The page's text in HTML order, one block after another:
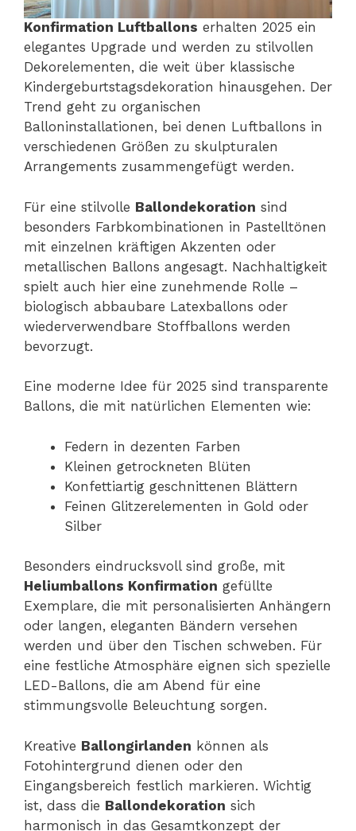
Konfirmation Luftballons erhalten 2025 ein
elegantes Upgrade und werden zu stilvollen
Dekorelementen, die weit über klassische
Kindergeburtstagsdekoration hinausgehen. Der
Trend geht zu organischen
Balloninstallationen, bei denen Luftballons in
verschiedenen Größen zu skulpturalen
Arrangements zusammengefügt werden.
Für eine stilvolle Ballondekoration sind
besonders Farbkombinationen in Pastelltönen
mit einzelnen kräftigen Akzenten oder
metallischen Ballons angesagt. Nachhaltigkeit
spielt auch hier eine zunehmende Rolle –
biologisch abbaubare Latexballons oder
wiederverwendbare Stoffballons werden
bevorzugt.
Eine moderne Idee für 2025 sind transparente
Ballons, die mit natürlichen Elementen wie:
Federn in dezenten Farben
Kleinen getrockneten Blüten
Konfettiartig geschnittenen Blättern
Feinen Glitzerelementen in Gold oder
Silber
Besonders eindrucksvoll sind große, mit
Heliumballons Konfirmation gefüllte
Exemplare, die mit personalisierten Anhängern
oder langen, eleganten Bändern versehen
werden und über den Tischen schweben. Für
eine festliche Atmosphäre eignen sich spezielle
LED-Ballons, die am Abend für eine
stimmungsvolle Beleuchtung sorgen.
Kreative Ballongirlanden können als
Fotohintergrund dienen oder den
Eingangsbereich festlich markieren. Wichtig
ist, dass die Ballondekoration sich
harmonisch in das Gesamtkonzept der